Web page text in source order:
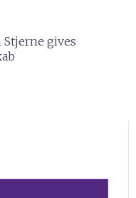
Stjerne gives